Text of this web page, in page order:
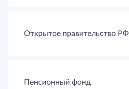
Открытое правительство РФ
Пенсионный фонд